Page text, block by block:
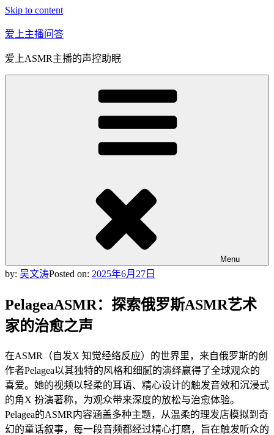
Skip to content
爱上主播问答
爱上ASMR主播的声控助眠
Menu
by: 吴文涛Posted on: 2025年6月27日
PelageaASMR：探索俄罗斯ASMR艺术
家的治愈之声
在ASMR（自发X 知觉经络反应）的世界里，来自俄罗斯的创
作者Pelagea以其独特的风格和细腻的演绎赢得了全球观众的
喜爱。她的视频以轻柔的耳语、精心设计的触发音效和沉浸式
的角X 扮演著称，为观众带来深度的放松与治愈体验。
Pelagea的ASMR内容涵盖多种主题，从温柔的理发店模拟到奇
幻的童话叙事，每一段音频都经过精心打磨，旨在触发听众的